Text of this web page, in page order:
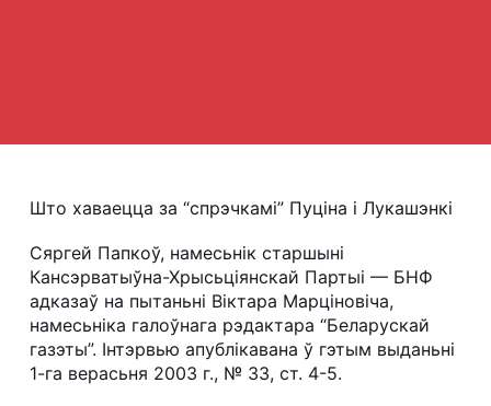
Што хаваецца за “спрэчкамі” Пуціна і Лукашэнкі
Сяргей Папкоў, намесьнік старшыні
Кансэрватыўна-Хрысьціянскай Партыі — БНФ
адказаў на пытаньні Віктара Марціновіча,
намесьніка галоўнага рэдактара “Беларускай
газэты”. Інтэрвью апублікавана ў гэтым выданьні
1-га верасьня 2003 г., № 33, ст. 4-5.